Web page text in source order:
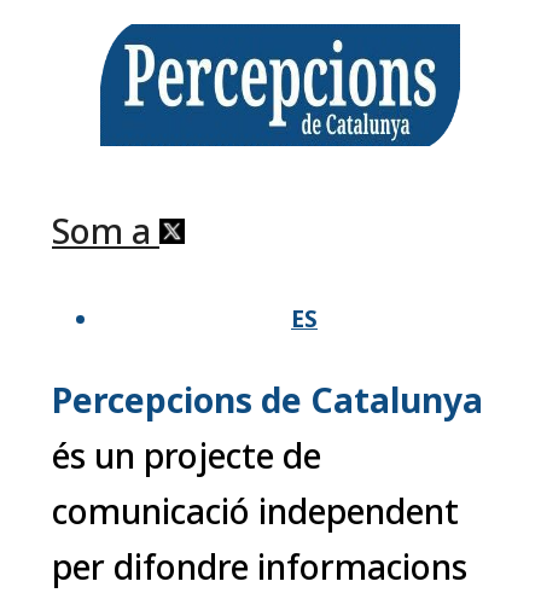
Som a
ES
Percepcions de Catalunya
és un projecte de
comunicació independent
per difondre informacions